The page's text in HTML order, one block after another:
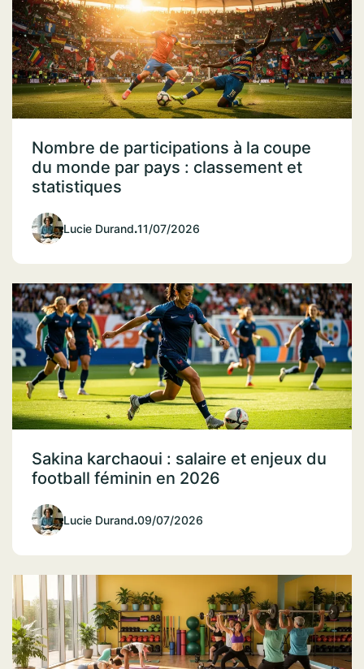
Nombre de participations à la coupe
du monde par pays : classement et
statistiques
Lucie Durand.11/07/2026
Sakina karchaoui : salaire et enjeux du
football féminin en 2026
Lucie Durand.09/07/2026